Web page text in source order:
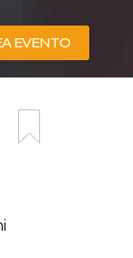
EVENTO